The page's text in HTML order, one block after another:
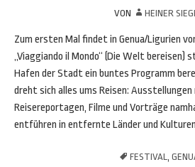
VON HEINER
Zum ersten Mal findet in Genua/Ligurien
„Viaggiando il Mondo“ (Die Welt
Hafen der Stadt ein buntes Programm
dreht sich alles ums Reisen:
Reisereportagen, Filme und Vorträge
entführen in entfernte Länder und
FESTIVAL,